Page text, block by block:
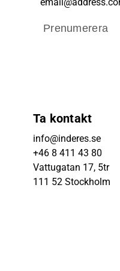
Prenumerera
Ta kontakt
info@inderes.se
+46 8 411 43 80
Vattugatan 17, 5tr
111 52 Stockholm